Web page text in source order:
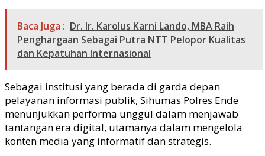
Baca Juga : Dr. Ir. Karolus Karni Lando, MBA Raih
Penghargaan Sebagai Putra NTT Pelopor Kualitas
dan Kepatuhan Internasional
Sebagai institusi yang berada di garda depan
pelayanan informasi publik, Sihumas Polres Ende
menunjukkan performa unggul dalam menjawab
tantangan era digital, utamanya dalam mengelola
konten media yang informatif dan strategis.